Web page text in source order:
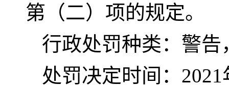
第（二）项的规定。
行政处罚种类：警告
处罚决定时间：2021